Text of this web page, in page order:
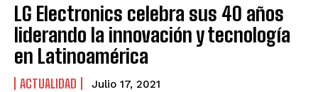
LG Electronics celebra sus 40 años
liderando la innovación y tecnología
en Latinoamérica
ACTUALIDAD Julio 17, 2021